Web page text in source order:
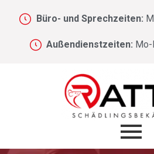
Büro- und Sprechzeiten:
Außendienstzeiten: Mo-